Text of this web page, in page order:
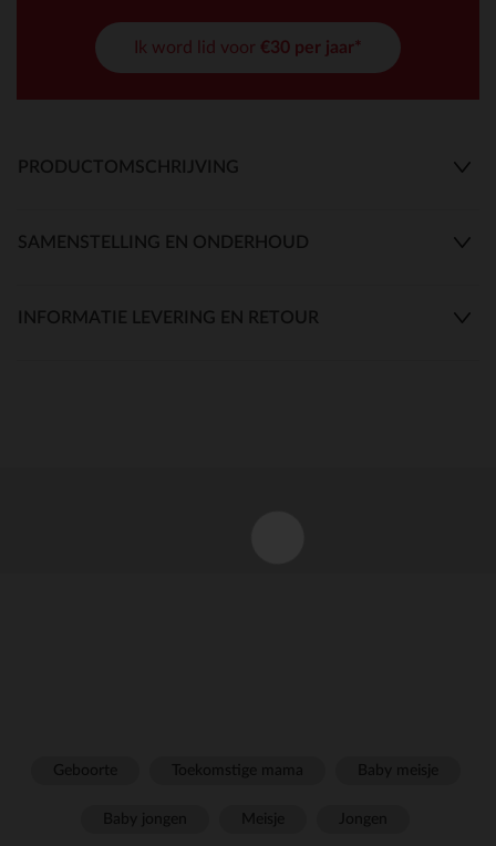
Ik word lid voor €30 per jaar*
PRODUCTOMSCHRIJVING
SAMENSTELLING EN ONDERHOUD
INFORMATIE LEVERING EN RETOUR